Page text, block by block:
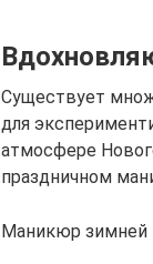
Существует
для
атмосфере
праздничном
Маникюр зимней